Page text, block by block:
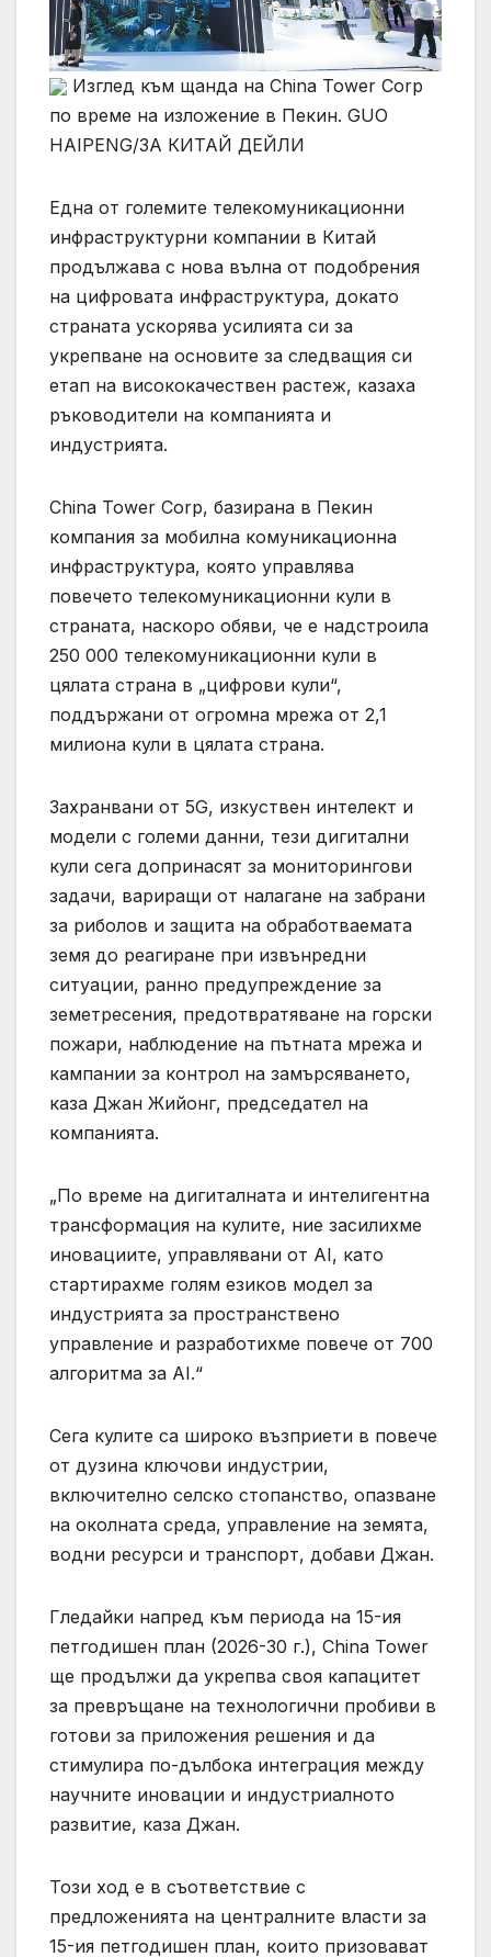
Изглед към щанда на China Tower Corp
по време на изложение в Пекин. GUO
HAIPENG/ЗА КИТАЙ ДЕЙЛИ
Една от големите телекомуникационни
инфраструктурни компании в Китай
продължава с нова вълна от подобрения
на цифровата инфраструктура, докато
страната ускорява усилията си за
укрепване на основите за следващия си
етап на висококачествен растеж, казаха
ръководители на компанията и
индустрията.
China Tower Corp, базирана в Пекин
компания за мобилна комуникационна
инфраструктура, която управлява
повечето телекомуникационни кули в
страната, наскоро обяви, че е надстроила
250 000 телекомуникационни кули в
цялата страна в „цифрови кули“,
поддържани от огромна мрежа от 2,1
милиона кули в цялата страна.
Захранвани от 5G, изкуствен интелект и
модели с големи данни, тези дигитални
кули сега допринасят за мониторингови
задачи, вариращи от налагане на забрани
за риболов и защита на обработваемата
земя до реагиране при извънредни
ситуации, ранно предупреждение за
земетресения, предотвратяване на горски
пожари, наблюдение на пътната мрежа и
кампании за контрол на замърсяването,
каза Джан Жийонг, председател на
компанията.
„По време на дигиталната и интелигентна
трансформация на кулите, ние засилихме
иновациите, управлявани от AI, като
стартирахме голям езиков модел за
индустрията за пространствено
управление и разработихме повече от 700
алгоритма за AI.“
Сега кулите са широко възприети в повече
от дузина ключови индустрии,
включително селско стопанство, опазване
на околната среда, управление на земята,
водни ресурси и транспорт, добави Джан.
Гледайки напред към периода на 15-ия
петгодишен план (2026-30 г.), China Tower
ще продължи да укрепва своя капацитет
за превръщане на технологични пробиви в
готови за приложения решения и да
стимулира по-дълбока интеграция между
научните иновации и индустриалното
развитие, каза Джан.
Този ход е в съответствие с
предложенията на централните власти за
15-ия петгодишен план, които призовават